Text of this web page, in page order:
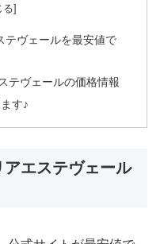
テヴェールを最安値で
テヴェールの価格情報
す♪
エステヴェール